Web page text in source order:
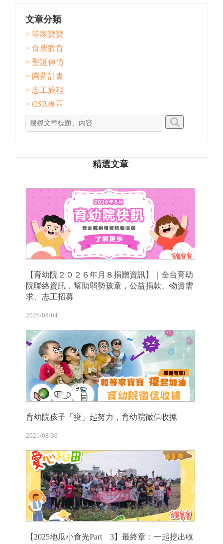
文章分類
> 等家寶寶
> 食農教育
> 聖誕傳情
> 圓夢計畫
> 志工旅程
> CSR專區
精選文章
【育幼院２０２６年月８捐贈資訊】｜全台育幼
院聯絡資訊，幫助弱勢孩童，公益捐款、物資需
求、志工招募
2026/08/04
育幼院孩子「疫」起努力，育幼院徵信收據
2021/08/30
【2025地瓜小食光Part 3】最終章：一起挖出收